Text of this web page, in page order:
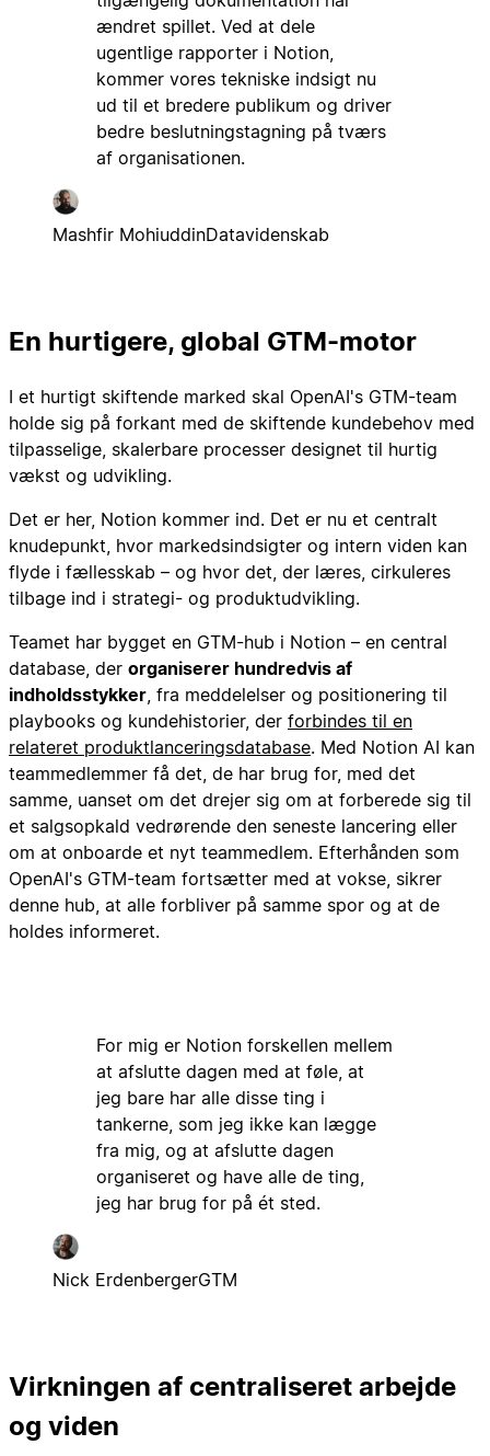
ændret spillet. Ved at dele
ugentlige rapporter i Notion,
kommer vores tekniske indsigt nu
ud til et bredere publikum og driver
bedre beslutningstagning på tværs
af organisationen.
Mashfir MohiuddinDatavidenskab
En hurtigere, global GTM-motor
I et hurtigt skiftende marked skal OpenAI's GTM-team
holde sig på forkant med de skiftende kundebehov med
tilpasselige, skalerbare processer designet til hurtig
vækst og udvikling.
Det er her, Notion kommer ind. Det er nu et centralt
knudepunkt, hvor markedsindsigter og intern viden kan
flyde i fællesskab – og hvor det, der læres, cirkuleres
tilbage ind i strategi- og produktudvikling.
Teamet har bygget en GTM-hub i Notion – en central
database, der organiserer hundredvis af
indholdsstykker , fra meddelelser og positionering til
playbooks og kundehistorier, der forbindes til en
relateret produktlanceringsdatabase. Med Notion AI kan
teammedlemmer få det, de har brug for, med det
samme, uanset om det drejer sig om at forberede sig til
et salgsopkald vedrørende den seneste lancering eller
om at onboarde et nyt teammedlem. Efterhånden som
OpenAI's GTM-team fortsætter med at vokse, sikrer
denne hub, at alle forbliver på samme spor og at de
holdes informeret.
For mig er Notion forskellen mellem
at afslutte dagen med at føle, at
jeg bare har alle disse ting i
tankerne, som jeg ikke kan lægge
fra mig, og at afslutte dagen
organiseret og have alle de ting,
jeg har brug for på ét sted.
Nick ErdenbergerGTM
Virkningen af centraliseret arbejde
og viden